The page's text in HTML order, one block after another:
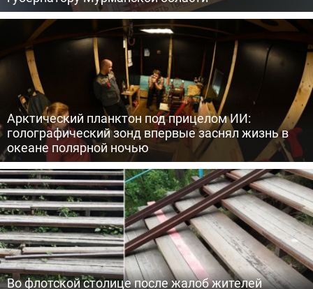
Арктический планктон под прицелом ИИ:
голографический зонд впервые заснял жизнь в
океане полярной ночью
Во флотской столице после жалоб жителей